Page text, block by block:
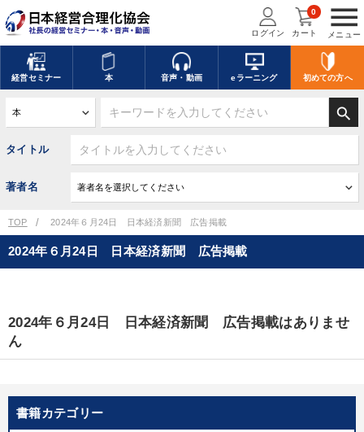
menu
メニュー
ログイン カート
0
経営セミナー 本 音声・動画 eラーニング 初めての方へ
search
タイトル
著者名
TOP 2024年６月24日 日本経済新聞 広告掲載
書籍カテゴリー
2024年６月24日 日本経済新聞 広告掲載
2024年６月24日 日本経済新聞 広告掲載はありませ
ん